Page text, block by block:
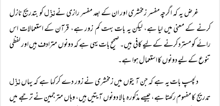
غرض یہ کہ اگرچہ مفسر زمخشری اور ان کے بعد مفسر رازی نےنزّلکو بتدریج نازل
کرنے کے معنی میں لیا ہے، لیکن یہ بات بہت کم زور ہے، قرآن کے استعمالات اس
رائے کو مسترد کرنے کے لیے کافی ہیں۔ صحیح بات یہی ہے کہ دونوں مترادف ہیں اور لفظی
تنوع کے لیے دونوں کا استعمال ہوا ہے۔
دلچسپ بات یہ ہے کہ جن آیتوں میں زمخشری نے زور دے کر کہا ہے کہ یہاںنزّل
تدریج کا مفہوم رکھتا ہے، جیسے مذکورہ بالا دونوں آیتیں ہیں، وہاں مترجمین نے ترجمے میں